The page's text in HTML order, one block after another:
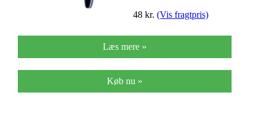
48 kr. (Vis fragtpris)
Læs mere »
Køb nu »